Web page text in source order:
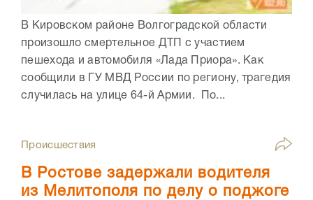
В Кировском районе Волгоградской области
произошло смертельное ДТП с участием
пешехода и автомобиля «Лада Приора». Как
сообщили в ГУ МВД России по региону, трагедия
случилась на улице 64-й Армии. По...
Происшествия
В Ростове задержали водителя
из Мелитополя по делу о поджоге